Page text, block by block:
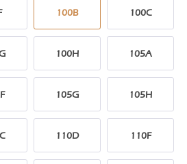
100B 100C
100H 105A
105G 105H
110D 110F